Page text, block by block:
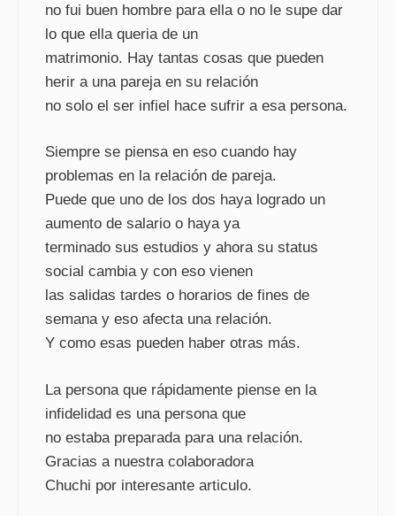
no fui buen hombre para ella o no le supe dar
lo que ella queria de un
matrimonio. Hay tantas cosas que pueden
herir a una pareja en su relación
no solo el ser infiel hace sufrir a esa persona.
Siempre se piensa en eso cuando hay
problemas en la relación de pareja.
Puede que uno de los dos haya logrado un
aumento de salario o haya ya
terminado sus estudios y ahora su status
social cambia y con eso vienen
las salidas tardes o horarios de fines de
semana y eso afecta una relación.
Y como esas pueden haber otras más.
La persona que rápidamente piense en la
infidelidad es una persona que
no estaba preparada para una relación.
Gracias a nuestra colaboradora
Chuchi por interesante articulo.